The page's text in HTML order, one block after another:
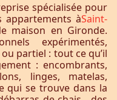
spécialisée pour
appartements àSaint-
maison en Gironde.
expérimentés,
partiel : tout ce qu’il
: encombrants,
linges, matelas,
qui se trouve dans la